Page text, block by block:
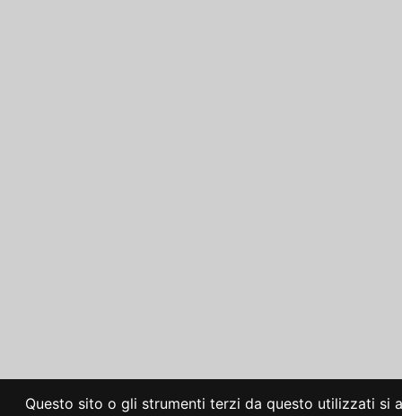
Questo sito o gli strumenti terzi da questo utilizzati si